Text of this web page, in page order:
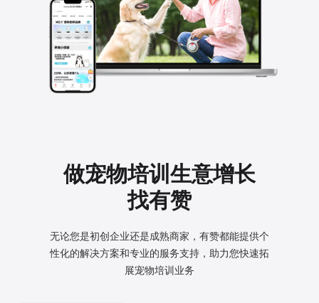
做宠物培训生意增长
找有赞
无论您是初创企业还是成熟商家，有赞都能提供个
性化的解决方案和专业的服务支持，助力您快速拓
展宠物培训业务